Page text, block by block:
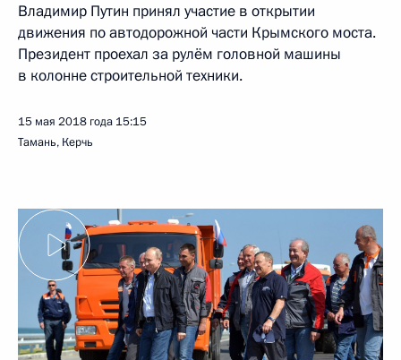
Владимир Путин принял участие в открытии
движения по автодорожной части Крымского моста.
Президент проехал за рулём головной машины
в колонне строительной техники.
15 мая 2018 года 15:15
Тамань, Керчь